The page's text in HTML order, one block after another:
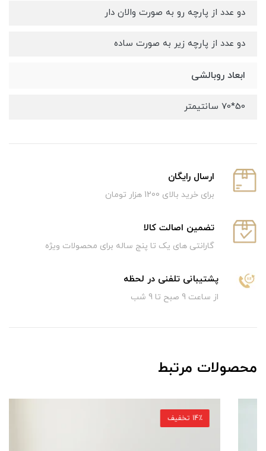
دو عدد از پارچه رو به صورت والان دار
دو عدد از پارچه زیر به صورت ساده
ابعاد روبالشی
50*70 سانتیمتر
ارسال رایگان
برای خرید بالای 1200 هزار تومان
تضمین اصالت کالا
گارانتی های یک تا پنج ساله برای محصولات ویژه
پشتیبانی تلفنی در لحظه
از ساعت 9 صبح تا 9 شب
محصولات مرتبط